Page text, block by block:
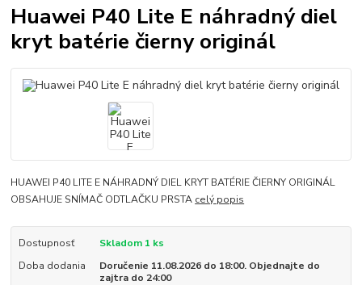
Huawei P40 Lite E náhradný diel
kryt batérie čierny originál
HUAWEI P40 LITE E NÁHRADNÝ DIEL KRYT BATÉRIE ČIERNY ORIGINÁL
OBSAHUJE SNÍMAČ ODTLAČKU PRSTA celý popis
Dostupnosť
Skladom 1 ks
Doba dodania
Doručenie 11.08.2026 do 18:00. Objednajte do
zajtra do 24:00